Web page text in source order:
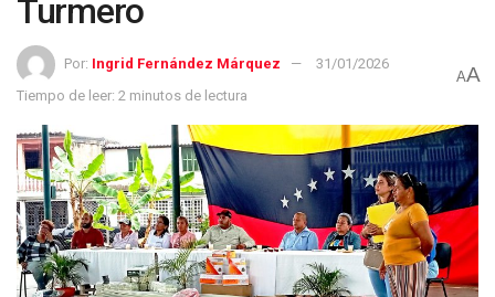
Turmero
Por: Ingrid Fernández Márquez
31/01/2026
Tiempo de leer: 2 minutos de lectura
AA